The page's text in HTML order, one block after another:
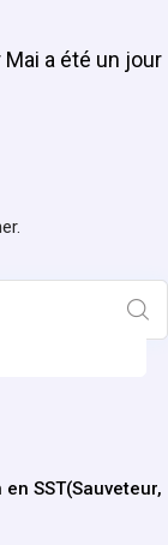
a été un jour
SST(Sauveteur,